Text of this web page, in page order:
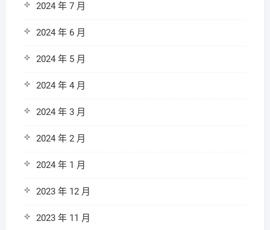
2024 年 7 月
2024 年 6 月
2024 年 5 月
2024 年 4 月
2024 年 3 月
2024 年 2 月
2024 年 1 月
2023 年 12 月
2023 年 11 月